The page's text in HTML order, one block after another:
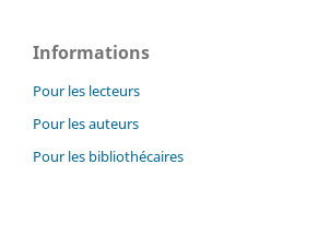
Informations
Pour les lecteurs
Pour les auteurs
Pour les bibliothécaires